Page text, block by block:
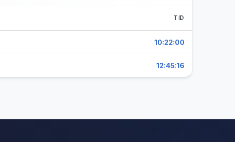
TID
10:22:00
12:45:16